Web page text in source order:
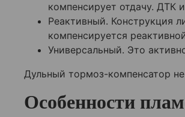
компенсирует отдачу. ДТК
Реактивный. Конструкция
компенсируется
Универсальный. Это
Дульный тормоз-компенсатор
Особенности